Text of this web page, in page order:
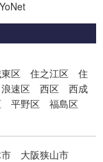
区 住之江区
住
浪速区 西区
西成
平野区
福島区
大阪狭山市